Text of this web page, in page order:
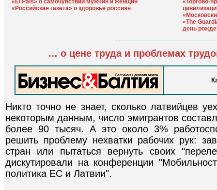
«El Pais» о самочувствии мужчин и женщин
«Российская газета» о здоровье россиян
«Торгово-
«The
день
… о цене труда и проблемах
Никто точно не знает, сколько латвийцев
некоторым данным, число эмигрантов
более 90 тысяч. А это около 3%
решить проблему нехватки рабочих рук:
стран или пытаться вернуть своих
дискутировали на конференции
политика ЕС и Латвии".